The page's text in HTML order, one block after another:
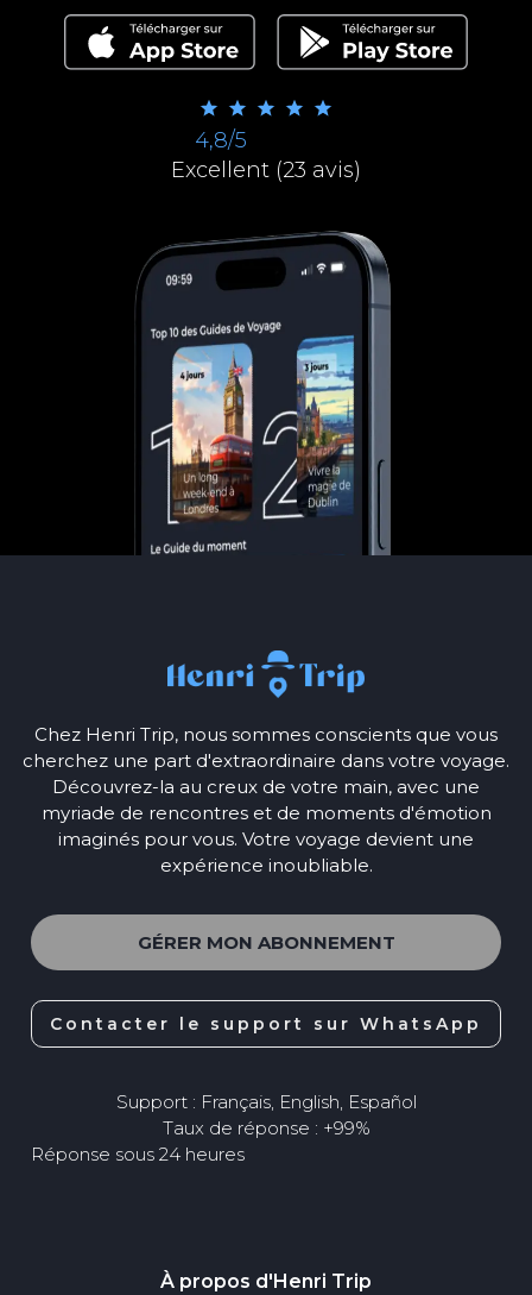
4,8/5
Excellent (23 avis)
Chez Henri Trip, nous sommes conscients que vous
cherchez une part d'extraordinaire dans votre voyage.
Découvrez-la au creux de votre main, avec une
myriade de rencontres et de moments d'émotion
imaginés pour vous. Votre voyage devient une
expérience inoubliable.
GÉRER MON ABONNEMENT
Contacter le support sur WhatsApp
Support : Français, English, Español
Taux de réponse : +99%
Réponse sous 24 heures
À propos d'Henri Trip